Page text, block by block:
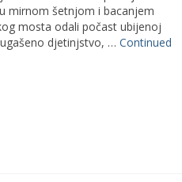
mirnom šetnjom i bacanjem
mosta odali počast ubijenoj
djetinjstvo, … Continued